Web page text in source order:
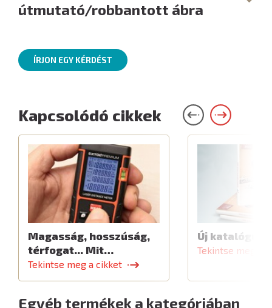
útmutató/robbantott ábra
ÍRJON EGY KÉRDÉST
Kapcsolódó cikkek
Magasság, hosszúság,
térfogat... Mit…
Tekintse meg a cikket
Új katalógus
Tekintse meg a
Egyéb termékek a kategóriában